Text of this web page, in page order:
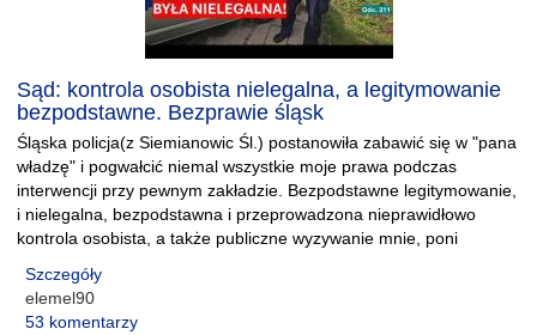
Sąd: kontrola osobista nielegalna, a legitymowanie
bezpodstawne. Bezprawie śląsk
Śląska policja(z Siemianowic Śl.) postanowiła zabawić się w "pana
władzę" i pogwałcić niemal wszystkie moje prawa podczas
interwencji przy pewnym zakładzie. Bezpodstawne legitymowanie,
i nielegalna, bezpodstawna i przeprowadzona nieprawidłowo
kontrola osobista, a także publiczne wyzywanie mnie, poni
Szczegóły
elemel90
53 komentarzy